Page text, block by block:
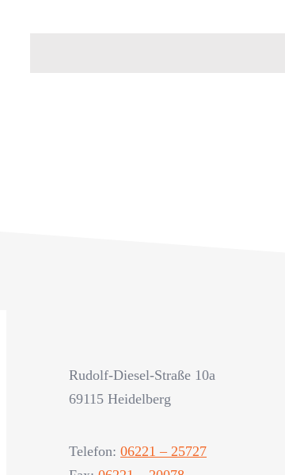
Rudolf-Diesel-Straße 10a
69115 Heidelberg
Telefon: 06221 – 25727